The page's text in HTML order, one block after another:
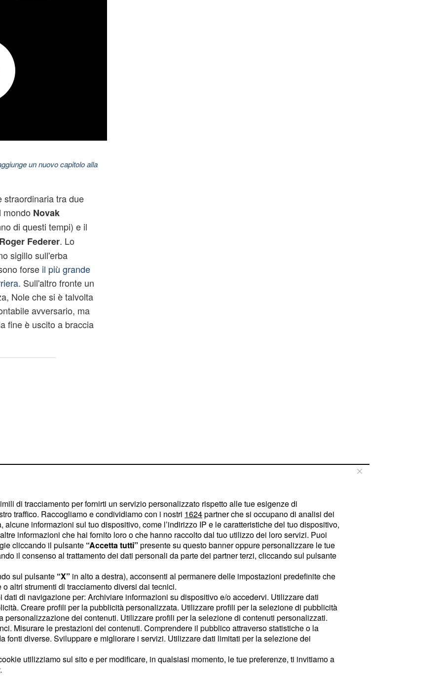
un nuovo capitolo alla
straordinaria tra due
mondo Novak
di questi tempi) e il
Roger Federer. Lo
sigillo sull'erba
forse il più grande
. Sull'altro fronte un
Nole che si è talvolta
avversario, ma
fine è uscito a braccia
fare i conti con un
per il suo grande
, chiusa dunque dal
1-6, 7-6, 4-6, 13-12ai
47 minuti di giocoè
la più bella, anche
mai mancate: basti
eRafa Nadalnel
oppure andando
BorgeJohn McEnroe
cinematografico. In
di tracciamento per fornirti un servizio personalizzato rispetto alle tue esigenze di
traffico. Raccogliamo e condividiamo con i nostri 1624partner che si occupano di analisi dei
informazioni sul tuo dispositivo, come l’indirizzo IP e le caratteristiche del tuo dispositivo,
informazioni che hai fornito loro o che hanno raccolto dal tuo utilizzo dei loro servizi. Puoi
cliccando il pulsante “Accetta tutti” presente su questo banner oppure personalizzare le tue
il consenso al trattamento dei dati personali da parte dei partner terzi, cliccando sul pulsante
sul pulsante “X” in alto a destra), acconsenti al permanere delle impostazioni predefinite che
altri strumenti di tracciamento diversi dai tecnici.
dati di navigazione per: Archiviare informazioni su dispositivo e/o accedervi. Utilizzare dati
Creare profili per la pubblicità personalizzata. Utilizzare profili per la selezione di pubblicità
personalizzazione dei contenuti. Utilizzare profili per la selezione di contenuti personalizzati.
Misurare le prestazioni dei contenuti. Comprendere il pubblico attraverso statistiche o la
fonti diverse. Sviluppare e migliorare i servizi. Utilizzare dati limitati per la selezione dei
utilizziamo sul sito e per modificare, in qualsiasi momento, le tue preferenze, ti invitiamo a
.